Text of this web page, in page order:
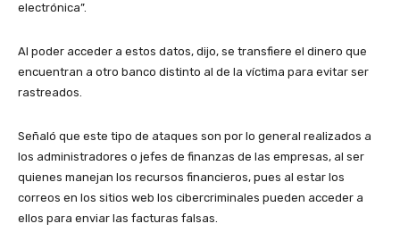
electrónica”.
Al poder acceder a estos datos, dijo, se transfiere el dinero que
encuentran a otro banco distinto al de la víctima para evitar ser
rastreados.
Señaló que este tipo de ataques son por lo general realizados a
los administradores o jefes de finanzas de las empresas, al ser
quienes manejan los recursos financieros, pues al estar los
correos en los sitios web los cibercriminales pueden acceder a
ellos para enviar las facturas falsas.